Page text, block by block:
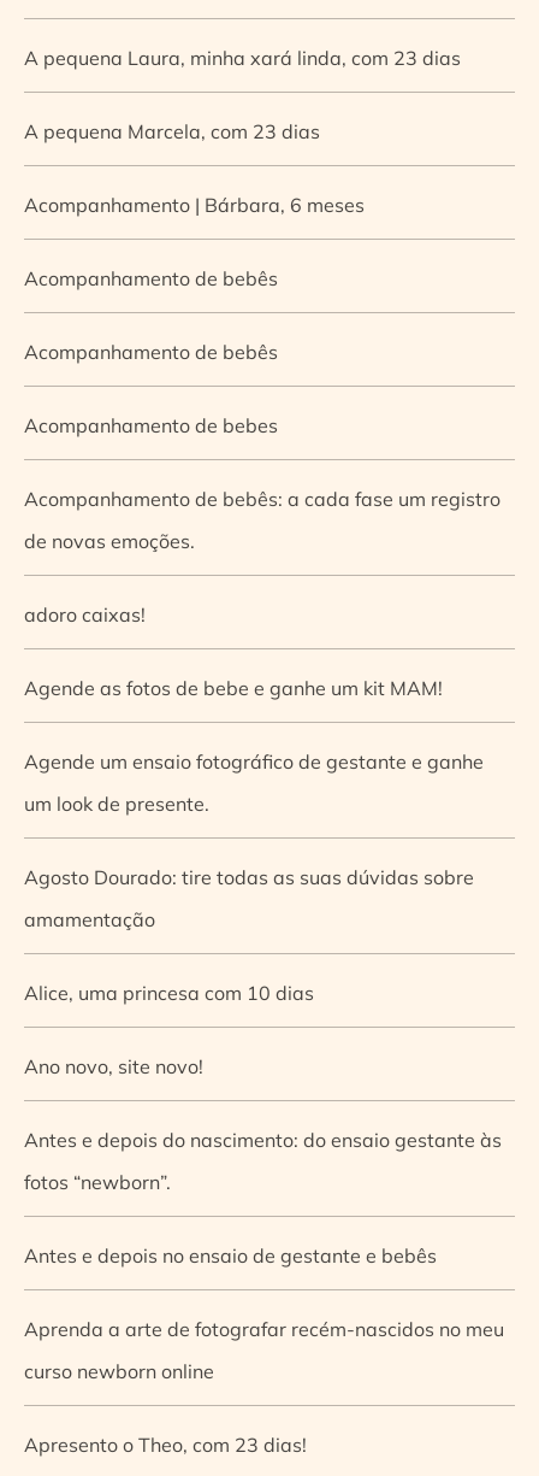
A pequena Laura, minha xará linda, com 23 dias
A pequena Marcela, com 23 dias
Acompanhamento | Bárbara, 6 meses
Acompanhamento de bebês
Acompanhamento de bebês
Acompanhamento de bebes
Acompanhamento de bebês: a cada fase um registro
de novas emoções.
adoro caixas!
Agende as fotos de bebe e ganhe um kit MAM!
Agende um ensaio fotográfico de gestante e ganhe
um look de presente.
Agosto Dourado: tire todas as suas dúvidas sobre
amamentação
Alice, uma princesa com 10 dias
Ano novo, site novo!
Antes e depois do nascimento: do ensaio gestante às
fotos “newborn”.
Antes e depois no ensaio de gestante e bebês
Aprenda a arte de fotografar recém-nascidos no meu
curso newborn online
Apresento o Theo, com 23 dias!